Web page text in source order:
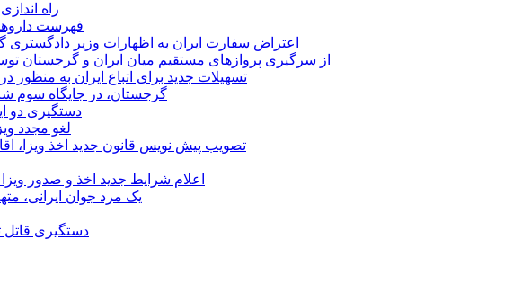
راه
فهرست
اعتراض سفارت ایران به اظهارات وزیر
از سرگیری پروازهای مستقیم میان ایران و گرجستان
تسهیلات جدید برای اتباع ایران به
گرجستان، در جایگاه سوم
دستگیری دو
لغو مجدد
تصویب پیش نویس قانون جدید اخذ ویزا،
اعلام شرایط جدید اخذ و صدور
یک مرد جوان ایرانی، متهم به قتل
دستگیری